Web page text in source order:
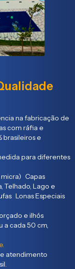
na fabricação de
com ráfia e
e
para diferentes
micra) Capas
Telhado, Lago e
Lonas Especiais
e ilhós
a cada 50 cm,
atendimento